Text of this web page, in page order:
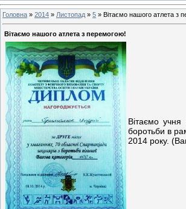
Головна » 2014 » Листопад » 5 » Вітаємо нашого атлета з
Вітаємо нашого атлета з перемогою!
Вітаємо
боротьби в
2014 року.